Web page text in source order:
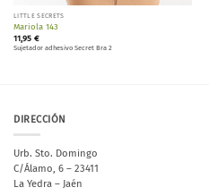
LITTLE SECRETS
Mariola 143
11,95 €
Sujetador adhesivo Secret Bra 2
DIRECCIÓN
Urb. Sto. Domingo
C/Álamo, 6 – 23411
La Yedra – Jaén